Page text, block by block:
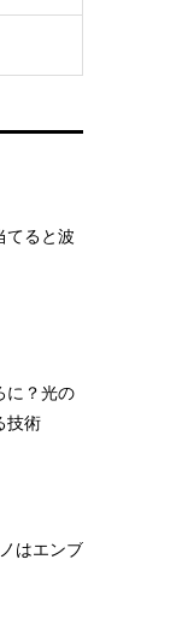
てると波
に？光の
技術
はエンブ